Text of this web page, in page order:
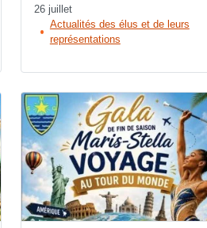
26 juillet
Actualités des élus et de leurs
représentations